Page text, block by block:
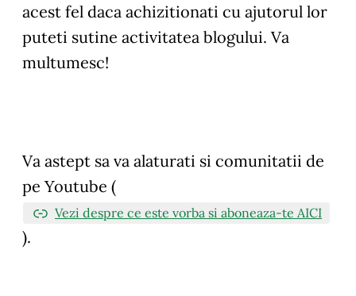
acest fel daca achizitionati cu ajutorul lor
puteti sutine activitatea blogului. Va
multumesc!
Va astept sa va alaturati si comunitatii de
pe Youtube (
Vezi despre ce este vorba si aboneaza-te AICI
).